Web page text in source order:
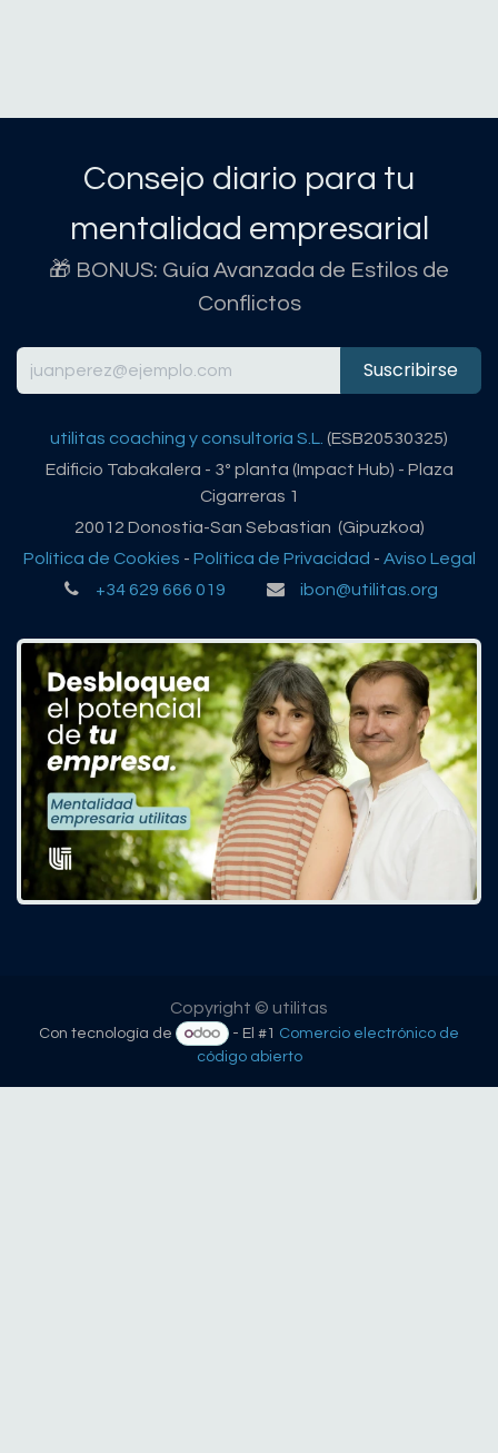
Consejo diario para tu
mentalidad empresarial
🎁 BONUS: Guía Avanzada de Estilos de
Conflictos
Suscribirse
utilitas coaching y consultoría S.L. (ESB20530325)
Edificio Tabakalera - 3º planta (Impact Hub) - Plaza
Cigarreras 1
20012 Donostia-San Sebastian (Gipuzkoa)
Política de Cookies - Política de Privacidad - Aviso Legal
+34 629 666 019
ibon@utilitas.org
Copyright © utilitas
Con tecnología de - El #1 Comercio electrónico de
código abierto